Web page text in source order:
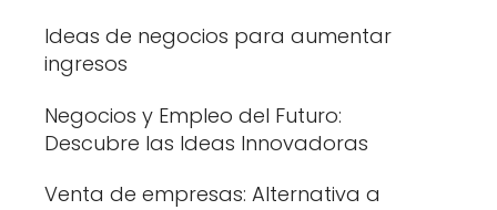
Ideas de negocios para aumentar
ingresos
Negocios y Empleo del Futuro:
Descubre las Ideas Innovadoras
Venta de empresas: Alternativa a